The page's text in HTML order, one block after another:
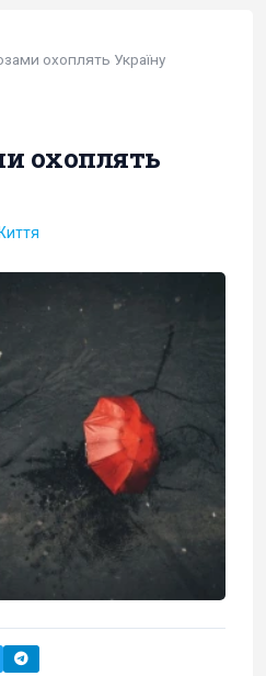
охоплять Україну
охоплять